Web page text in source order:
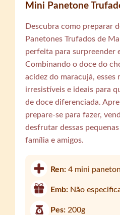
Mini Panetone
Descubra como preparar
Panetones Trufados de
perfeita para surpreender
Combinando o doce do
acidez do maracujá, esses
irresistíveis e ideais para
de doce diferenciada.
prepare-se para fazer,
desfrutar dessas
família e amigos.
Ren:4 mini
Emb: Não
Pes: 200g